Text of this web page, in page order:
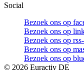
Social
Bezoek ons op
Bezoek ons op
Bezoek ons op
Bezoek ons op
Bezoek ons op
© 2026 Euractiv DE